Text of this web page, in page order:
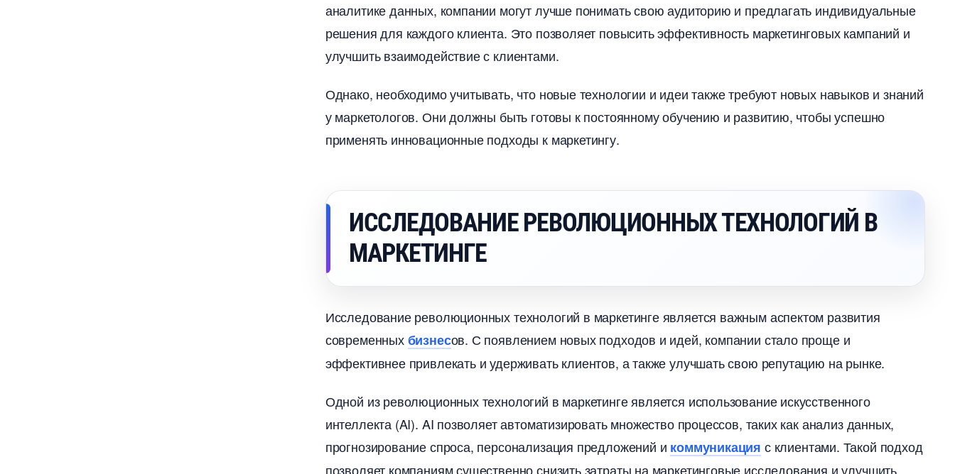
аналитике данных, компании могут лучше понимать свою аудиторию и предлагать индивидуальные
решения для каждого клиента. Это позволяет повысить эффективность маркетинговых кампаний и
улучшить взаимодействие с клиентами.
Однако, необходимо учитывать, что новые технологии и идеи также требуют новых навыков и знаний
у маркетологов. Они должны быть готовы к постоянному обучению и развитию, чтобы успешно
применять инновационные подходы к маркетингу.
ИССЛЕДОВАНИЕ РЕВОЛЮЦИОННЫХ ТЕХНОЛОГИЙ
МАРКЕТИНГЕ
Исследование революционных технологий в маркетинге является важным аспектом развития
современныхизнесов. С появлением новых подходов и идей, компании стало проще и
эффективнее привлекать и удерживать клиентов, а также улучшать свою репутацию на рынке.
Одной из революционных технологий в маркетинге является использование искусственного
интеллекта (AI). AI позволяет автоматизировать множество процессов, таких как анализ данных,
прогнозирование спроса, персонализация предложений и коммуникация с клиентами. Такой подход
позволяет компаниям существенно снизить затраты на маркетинговые исследования и улучшить